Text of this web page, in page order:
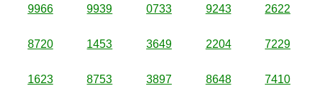
9966 9939 0733 9243 2622
8720 1453 3649 2204 7229
1623 8753 3897 8648 7410